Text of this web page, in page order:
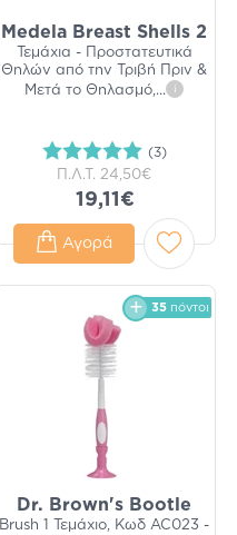
Medela Breast Shells 2
Τεμάχια - Προστατευτικά
Θηλών από την Τριβή Πριν &
Μετά το Θηλασμό,... i
(3)
Π.Λ.Τ. 24,50€
19,11€
Αγορά
35 πόντοι
Dr. Brown's Bootle
Brush 1 Τεμάχιο, Κωδ AC023 -